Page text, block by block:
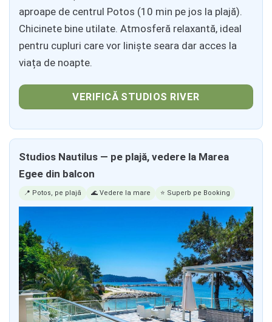
aproape de centrul Potos (10 min pe jos la plajă).
Chicinete bine utilate. Atmosferă relaxantă, ideal
pentru cupluri care vor liniște seara dar acces la
viața de noapte.
VERIFICĂ STUDIOS RIVER
Studios Nautilus — pe plajă, vedere la Marea
Egee din balcon
📍 Potos, pe plajă 🌊 Vedere la mare ⭐ Superb pe Booking